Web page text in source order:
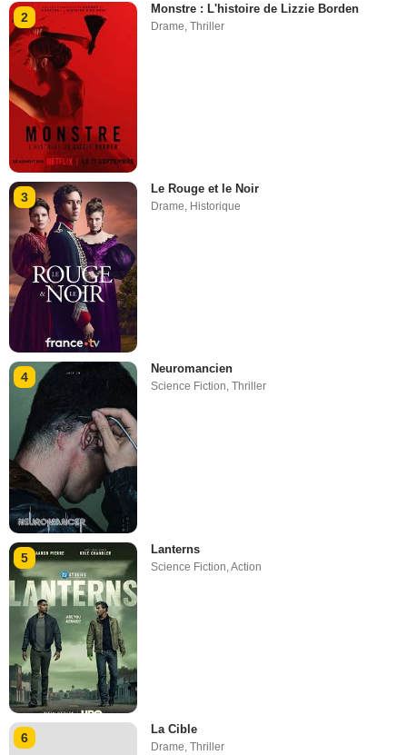
2
Monstre : L'histoire de Lizzie Borden
Drame,Thriller
3
Le Rouge et le Noir
Drame, Historique
4
Neuromancien
Science Fiction,Thriller
5
Lanterns
Science Fiction ,Action
6
La Cible
Drame,Thriller